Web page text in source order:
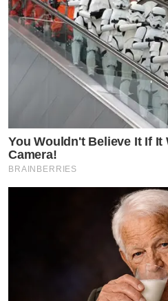
You Wouldn't Believe It If It
Camera!
BRAINBERRIES